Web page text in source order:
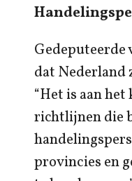
Gedeputeerde
dat Nederland
“Het is aan
richtlijnen die
provincies en